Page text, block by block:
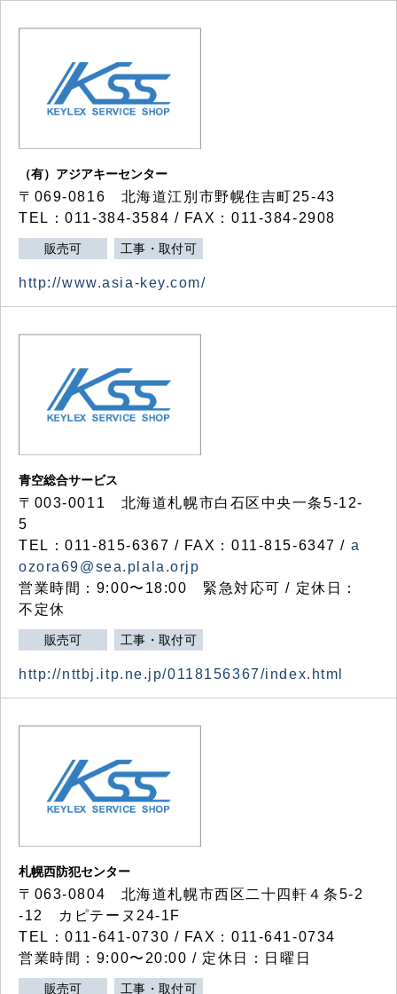
（有）アジアキーセンター
〒069-0816 北海道江別市野幌住吉町25-43
TEL：011-384-3584 / FAX：011-384-2908
販売可 工事・取付可
http://www.asia-key.com/
青空総合サービス
〒003-0011 北海道札幌市白石区中央一条5-12-
5
TEL：011-815-6367 / FAX：011-815-6347 / a
ozora69@sea.plala.orjp
営業時間：9:00〜18:00 緊急対応可 / 定休日：
不定休
販売可 工事・取付可
http://nttbj.itp.ne.jp/0118156367/index.html
札幌西防犯センター
〒063-0804 北海道札幌市西区二十四軒４条5-2
-12 カピテーヌ24-1F
TEL：011-641-0730 / FAX：011-641-0734
営業時間：9:00〜20:00 / 定休日：日曜日
販売可 工事・取付可